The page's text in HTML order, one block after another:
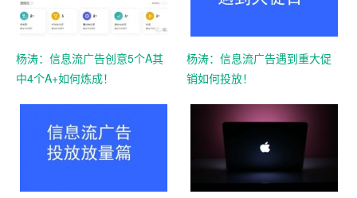
杨涛：信息流广告创意5个A其
中4个A+如何炼成！
杨涛：信息流广告遇到重大促
销如何投放！